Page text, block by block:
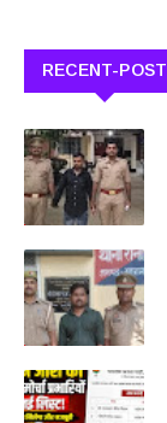
RECENT-POST